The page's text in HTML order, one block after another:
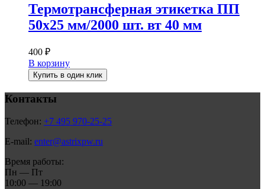
Термотрансферная этикетка ПП
50х25 мм/2000 шт. вт 40 мм
400 ₽
В корзину
Купить в один клик
Контакты
Телефон: +7 495 970-25-25
E-mail: enter@astrixpw.ru
Время работы:
Пн — Пт
10:00 — 19:00